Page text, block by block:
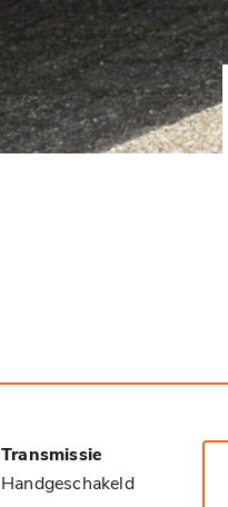
Transmissie
Handgeschakeld